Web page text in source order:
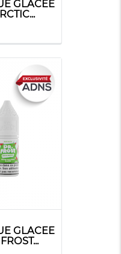
GLACEE
GLACEE